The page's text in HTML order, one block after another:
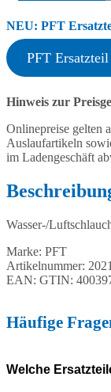
NEU: PFT
PFT
Hinweis zur
Onlinepreise gelten
Auslaufartikeln
im Ladengeschäft
Wasser-/
Marke: PFT
Artikelnummer:
EAN: GTIN:
Häufige
Welche